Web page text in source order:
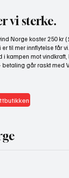
mer vindkraft
vi sterke.
Norge koster 250 kr
til mer innflytelse får
i kampen mot
går raskt med